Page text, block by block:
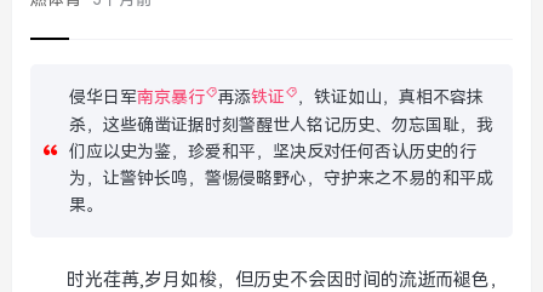
侵华日军南京暴行 再添铁证
，铁证如山，真相不容抹
杀，这些确凿证据时刻警醒世人铭记历史、勿忘国耻，我
们应以史为鉴，珍爱和平，坚决反对任何否认历史的行
为，让警钟长鸣，警惕侵略野心，守护来之不易的和平成
果。
时光荏苒,岁月如梭，但历史不会因时间的流逝而褪色，